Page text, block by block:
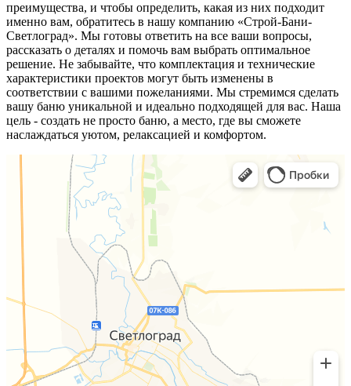
преимущества, и чтобы определить, какая из них подходит
именно вам, обратитесь в нашу компанию «Строй-Бани-
Светлоград». Мы готовы ответить на все ваши вопросы,
рассказать о деталях и помочь вам выбрать оптимальное
решение. Не забывайте, что комплектация и технические
характеристики проектов могут быть изменены в
соответствии с вашими пожеланиями. Мы стремимся сделать
вашу баню уникальной и идеально подходящей для вас. Наша
цель - создать не просто баню, а место, где вы сможете
наслаждаться уютом, релаксацией и комфортом.